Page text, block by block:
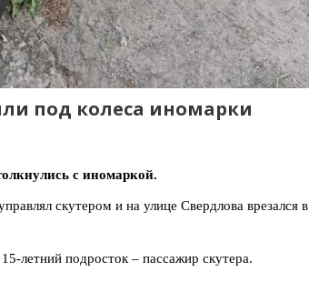
под колеса иномарки
с иномаркой.
скутером и на улице Свердлова врезался в
летний подросток – пассажир скутера.